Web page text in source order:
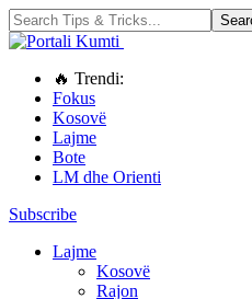
🔥 Trendi:
Fokus
Kosovë
Lajme
Bote
LM dhe Orienti
Subscribe
Lajme
Kosovë
Rajon